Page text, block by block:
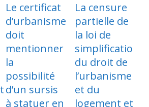
Le certificat
d’urbanisme
doit
mentionner
la
possibilité
d’un sursis
à statuer en
La censure
partielle de
la loi de
simplification
du droit de
l’urbanisme
et du
logement et